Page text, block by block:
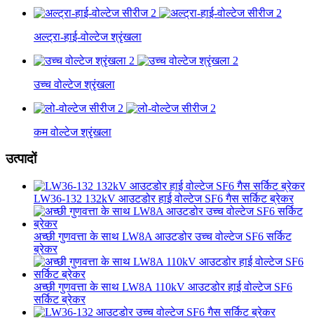
अल्ट्रा-हाई-वोल्टेज श्रृंखला
उच्च वोल्टेज श्रृंखला
कम वोल्टेज श्रृंखला
उत्पादों
LW36-132 132kV आउटडोर हाई वोल्टेज SF6 गैस सर्किट ब्रेकर
अच्छी गुणवत्ता के साथ LW8A आउटडोर उच्च वोल्टेज SF6 सर्किट
ब्रेकर
अच्छी गुणवत्ता के साथ LW8A 110kV आउटडोर हाई वोल्टेज SF6
सर्किट ब्रेकर